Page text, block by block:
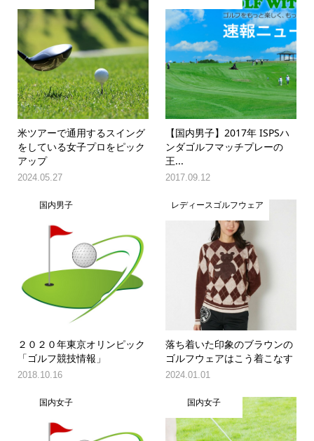
米ツアーで通用するスイング
をしている女子プロをピック
アップ
2024.05.27
【国内男子】2017年 ISPSハ
ンダゴルフマッチプレーの
王...
2017.09.12
国内男子
２０２０年東京オリンピック
「ゴルフ競技情報」
2018.10.16
レディースゴルフウェア
落ち着いた印象のブラウンの
ゴルフウェアはこう着こなす
2024.01.01
国内女子 国内女子